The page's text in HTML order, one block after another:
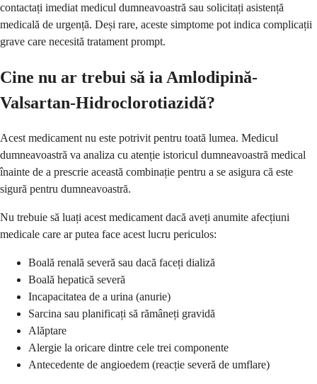
contactați imediat medicul dumneavoastră sau solicitați asistență
medicală de urgență. Deși rare, aceste simptome pot indica complicații
grave care necesită tratament prompt.
Cine nu ar trebui să ia Amlodipină-
Valsartan-Hidroclorotiazidă?
Acest medicament nu este potrivit pentru toată lumea. Medicul
dumneavoastră va analiza cu atenție istoricul dumneavoastră medical
înainte de a prescrie această combinație pentru a se asigura că este
sigură pentru dumneavoastră.
Nu trebuie să luați acest medicament dacă aveți anumite afecțiuni
medicale care ar putea face acest lucru periculos:
Boală renală severă sau dacă faceți dializă
Boală hepatică severă
Incapacitatea de a urina (anurie)
Sarcina sau planificați să rămâneți gravidă
Alăptare
Alergie la oricare dintre cele trei componente
Antecedente de angioedem (reacție severă de umflare)